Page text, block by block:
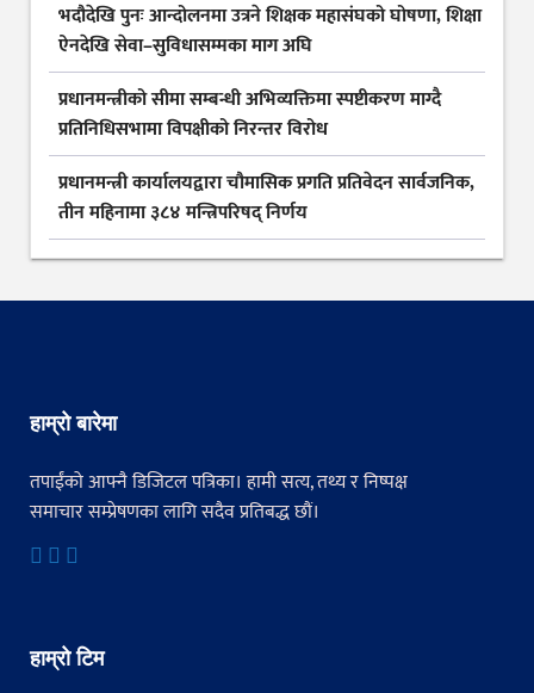
भदौदेखि पुनः आन्दोलनमा उत्रने शिक्षक महासंघको घोषणा, शिक्षा
ऐनदेखि सेवा–सुविधासम्मका माग अघि
प्रधानमन्त्रीको सीमा सम्बन्धी अभिव्यक्तिमा स्पष्टीकरण माग्दै
प्रतिनिधिसभामा विपक्षीको निरन्तर विरोध
प्रधानमन्त्री कार्यालयद्वारा चौमासिक प्रगति प्रतिवेदन सार्वजनिक,
तीन महिनामा ३८४ मन्त्रिपरिषद् निर्णय
हाम्रो बारेमा
तपाईंको आफ्नै डिजिटल पत्रिका। हामी सत्य, तथ्य र निष्पक्ष
समाचार सम्प्रेषणका लागि सदैव प्रतिबद्ध छौं।
हाम्रो टिम